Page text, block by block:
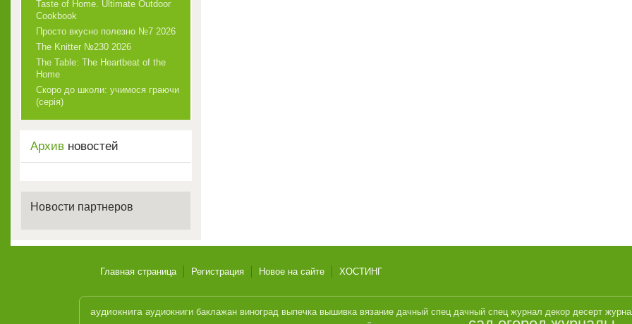
Taste of Home. Ultimate Outdoor
Cookbook
Просто вкусно полезно №7 2026
The Knitter №230 2026
The Table: The Heartbeat of the
Home
Скоро до школи: учимося граючи
(серія)
Архив новостей
Новости партнеров
Главная страница Регистрация Новое на сайте ХОСТИНГ
аудиокнига аудиокниги баклажан виноград выпечка вышивка вязание дачный спец дачный спец журнал декор десерт